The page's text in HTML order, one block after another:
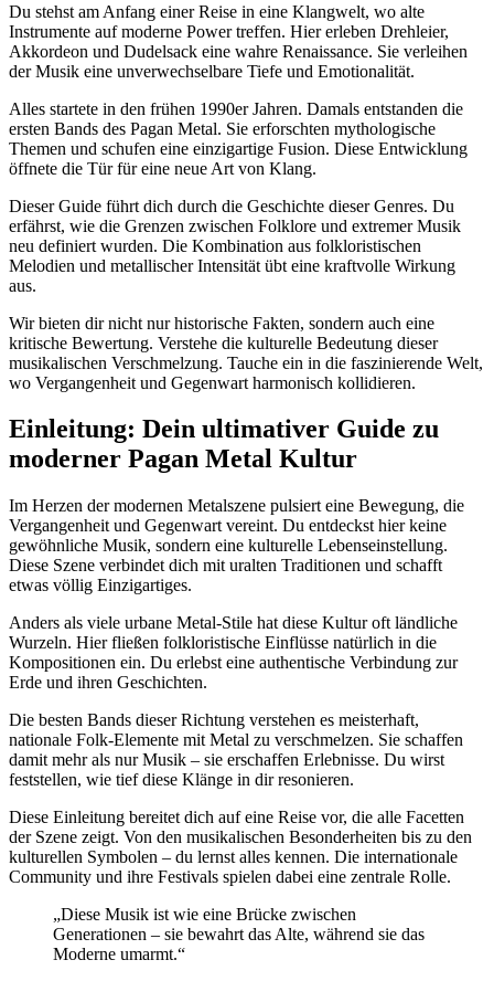
Du stehst am Anfang einer Reise in eine Klangwelt, wo alte
Instrumente auf moderne Power treffen. Hier erleben Drehleier,
Akkordeon und Dudelsack eine wahre Renaissance. Sie verleihen
der Musik eine unverwechselbare Tiefe und Emotionalität.
Alles startete in den frühen 1990er Jahren. Damals entstanden die
ersten Bands des Pagan Metal. Sie erforschten mythologische
Themen und schufen eine einzigartige Fusion. Diese Entwicklung
öffnete die Tür für eine neue Art von Klang.
Dieser Guide führt dich durch die Geschichte dieser Genres. Du
erfährst, wie die Grenzen zwischen Folklore und extremer Musik
neu definiert wurden. Die Kombination aus folkloristischen
Melodien und metallischer Intensität übt eine kraftvolle Wirkung
aus.
Wir bieten dir nicht nur historische Fakten, sondern auch eine
kritische Bewertung. Verstehe die kulturelle Bedeutung dieser
musikalischen Verschmelzung. Tauche ein in die faszinierende Welt,
wo Vergangenheit und Gegenwart harmonisch kollidieren.
Einleitung: Dein ultimativer Guide zu
moderner Pagan Metal Kultur
Im Herzen der modernen Metalszene pulsiert eine Bewegung, die
Vergangenheit und Gegenwart vereint. Du entdeckst hier keine
gewöhnliche Musik, sondern eine kulturelle Lebenseinstellung.
Diese Szene verbindet dich mit uralten Traditionen und schafft
etwas völlig Einzigartiges.
Anders als viele urbane Metal-Stile hat diese Kultur oft ländliche
Wurzeln. Hier fließen folkloristische Einflüsse natürlich in die
Kompositionen ein. Du erlebst eine authentische Verbindung zur
Erde und ihren Geschichten.
Die besten Bands dieser Richtung verstehen es meisterhaft,
nationale Folk-Elemente mit Metal zu verschmelzen. Sie schaffen
damit mehr als nur Musik – sie erschaffen Erlebnisse. Du wirst
feststellen, wie tief diese Klänge in dir resonieren.
Diese Einleitung bereitet dich auf eine Reise vor, die alle Facetten
der Szene zeigt. Von den musikalischen Besonderheiten bis zu den
kulturellen Symbolen – du lernst alles kennen. Die internationale
Community und ihre Festivals spielen dabei eine zentrale Rolle.
„Diese Musik ist wie eine Brücke zwischen
Generationen – sie bewahrt das Alte, während sie das
Moderne umarmt.“